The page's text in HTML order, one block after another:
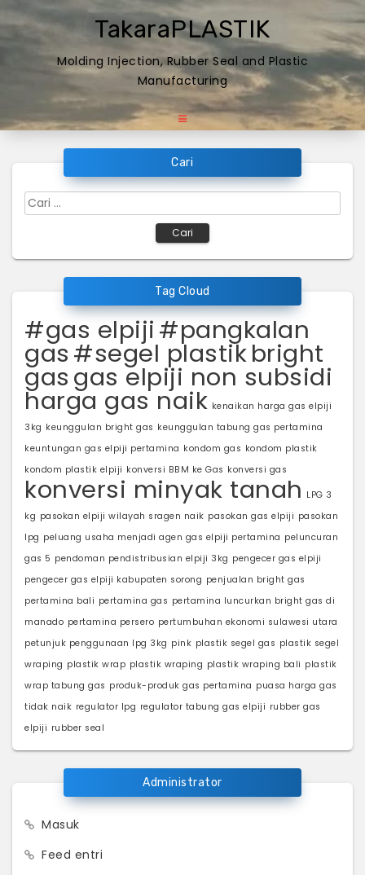
Skip
to
content
TakaraPLASTIK
Molding Injection, Rubber Seal and Plastic
Manufacturing
Cari
Cari
untuk:
Tag Cloud
#gas elpiji#pangkalan
gas#segel plastikbright
gasgas elpiji non subsidi
harga gas naik kenaikan harga gas elpiji
3kg keunggulan bright gas keunggulan tabung gas pertamina
keuntungan gas elpiji pertamina kondom gas kondom plastik
kondom plastik elpiji konversi BBM ke Gas konversi gas
konversi minyak tanah LPG 3
kg pasokan elpiji wilayah sragen naik pasokan gas elpiji pasokan
lpg peluang usaha menjadi agen gas elpiji pertamina peluncuran
gas 5 pendoman pendistribusian elpiji 3kg pengecer gas elpiji
pengecer gas elpiji kabupaten sorong penjualan bright gas
pertamina bali pertamina gas pertamina luncurkan bright gas di
manado pertamina persero pertumbuhan ekonomi sulawesi utara
petunjuk penggunaan lpg 3kg pink plastik segel gas plastik segel
wraping plastik wrap plastik wraping plastik wraping bali plastik
wrap tabung gas produk-produk gas pertamina puasa harga gas
tidak naik regulator lpg regulator tabung gas elpiji rubber gas
elpiji rubber seal
Administrator
Masuk
Feed entri